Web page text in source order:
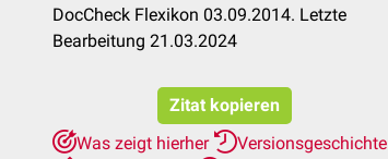
DocCheck Flexikon 03.09.2014. Letzte
Bearbeitung 21.03.2024
Zitat kopieren
Was zeigt hierher
Versionsgeschichte